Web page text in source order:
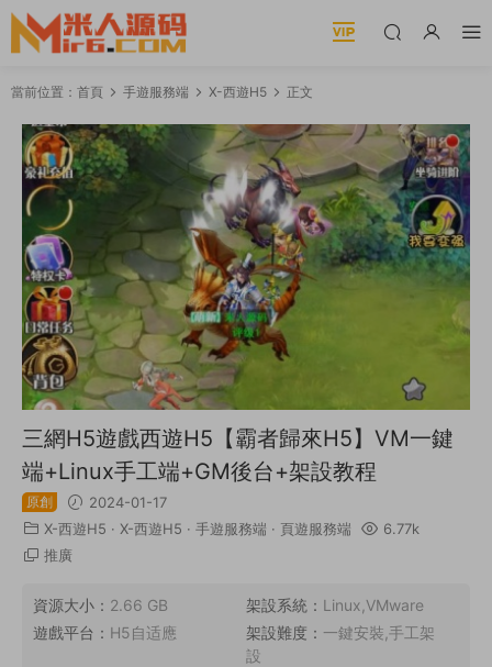
當前位置： 首頁 手遊服務端 X-西遊H5 正文
三網H5遊戲西遊H5【霸者歸來H5】VM一鍵
端+Linux手工端+GM後台+架設教程
原創
2024-01-17
X-西遊H5 · X-西遊H5 · 手遊服務端 · 頁遊服務端
6.77k
推廣
資源大小： 2.66 GB 架設系統： Linux,VMware
遊戲平台： H5自适應 架設難度： 一鍵安裝,手工架
設